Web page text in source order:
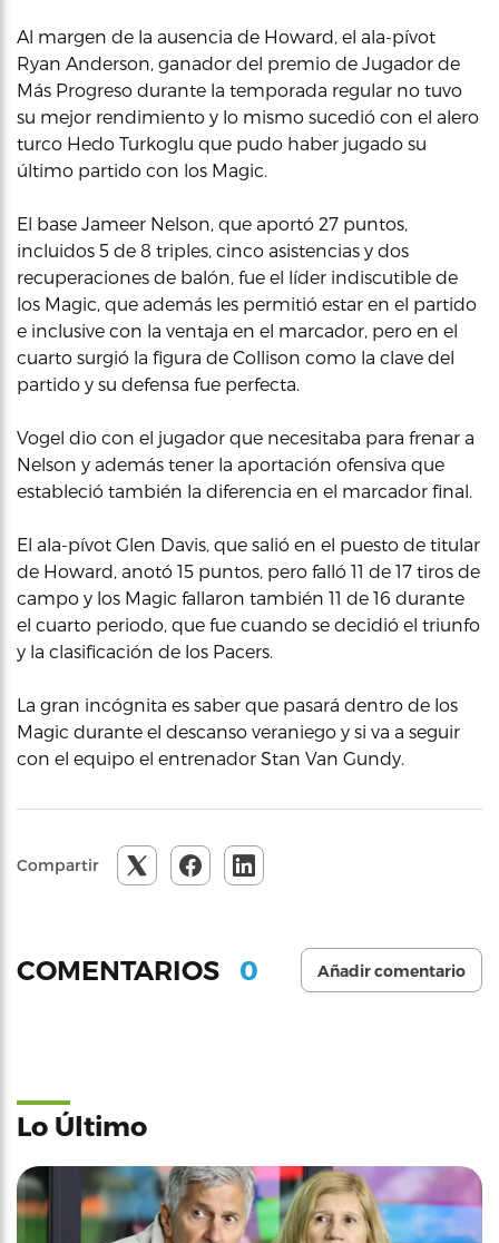
Al margen de la ausencia de Howard, el ala-pívot
Ryan Anderson, ganador del premio de Jugador de
Más Progreso durante la temporada regular no tuvo
su mejor rendimiento y lo mismo sucedió con el alero
turco Hedo Turkoglu que pudo haber jugado su
último partido con los Magic.
El base Jameer Nelson, que aportó 27 puntos,
incluidos 5 de 8 triples, cinco asistencias y dos
recuperaciones de balón, fue el líder indiscutible de
los Magic, que además les permitió estar en el partido
e inclusive con la ventaja en el marcador, pero en el
cuarto surgió la figura de Collison como la clave del
partido y su defensa fue perfecta.
Vogel dio con el jugador que necesitaba para frenar a
Nelson y además tener la aportación ofensiva que
estableció también la diferencia en el marcador final.
El ala-pívot Glen Davis, que salió en el puesto de titular
de Howard, anotó 15 puntos, pero falló 11 de 17 tiros de
campo y los Magic fallaron también 11 de 16 durante
el cuarto periodo, que fue cuando se decidió el triunfo
y la clasificación de los Pacers.
La gran incógnita es saber que pasará dentro de los
Magic durante el descanso veraniego y si va a seguir
con el equipo el entrenador Stan Van Gundy.
Compartir
COMENTARIOS 0 Añadir comentario
Lo Último